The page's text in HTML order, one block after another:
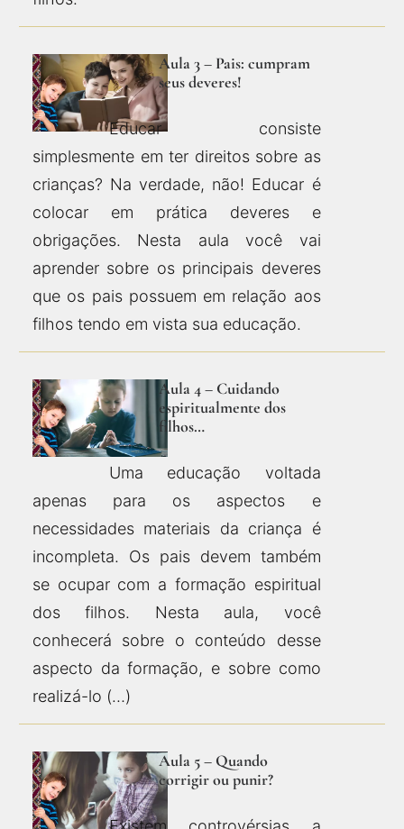
Aula 3 – Pais: cumpram
seus deveres!
Educar consiste
simplesmente em ter direitos sobre as
crianças? Na verdade, não! Educar é
colocar em prática deveres e
obrigações. Nesta aula você vai
aprender sobre os principais deveres
que os pais possuem em relação aos
filhos tendo em vista sua educação.
Aula 4 – Cuidando
espiritualmente dos
filhos…
Uma educação voltada
apenas para os aspectos e
necessidades materiais da criança é
incompleta. Os pais devem também
se ocupar com a formação espiritual
dos filhos. Nesta aula, você
conhecerá sobre o conteúdo desse
aspecto da formação, e sobre como
realizá-lo (…)
Aula 5 – Quando
corrigir ou punir?